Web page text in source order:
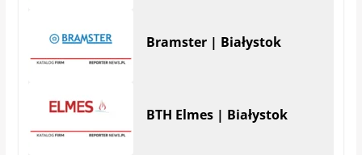
Bramster | Białystok
BTH Elmes | Białystok